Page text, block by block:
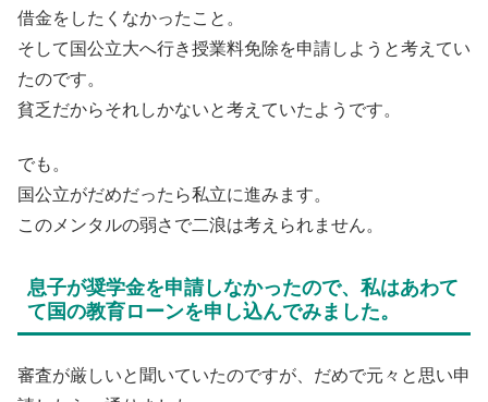
借金をしたくなかったこと。
そして国公立大へ行き授業料免除を申請しようと考えてい
たのです。
貧乏だからそれしかないと考えていたようです。
でも。
国公立がだめだったら私立に進みます。
このメンタルの弱さで二浪は考えられません。
息子が奨学金を申請しなかったので、私はあわて
て国の教育ローンを申し込んでみました。
審査が厳しいと聞いていたのですが、だめで元々と思い申